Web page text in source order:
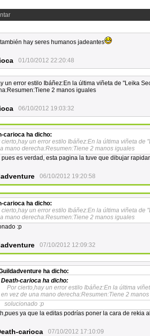
hay seres humanos jadeantes
01/10/2012 22:20:48
un error estilo Ibáñez:En la última viñeta de "Leika
2 manos iguales
06/10/2012 19:03:32
carioca ha dicho:
cierto,hay un error estilo Ibáñez:En la última viñeta
mano derecha:Resumen:Tiene 2 manos iguales
pues es verdad, esta pagina la tuve que dibujar
06/10/2012 19:20:58
carioca ha dicho:
cierto,hay un error estilo Ibáñez:En la última viñeta
mano derecha:Resumen:Tiene 2 manos iguales
:p
07/10/2012 12:09:32
ha dicho:
Death-carioca ha dicho:
Por cierto,hay un error estilo Ibáñez:En la última
en vez de una mano derecha:Resumen:Tiene 2
solucionado :p
ya que la editas podrías poner la cara de rekia
carioca 07/10/2012 17:10:09